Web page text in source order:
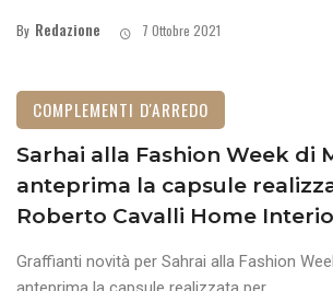
By Redazione 7 Ottobre 2021
COMPLEMENTI D'ARREDO
Sarhai alla Fashion Week di
anteprima la capsule
Roberto Cavalli Home
Graffianti novità per Sahrai alla Fashion